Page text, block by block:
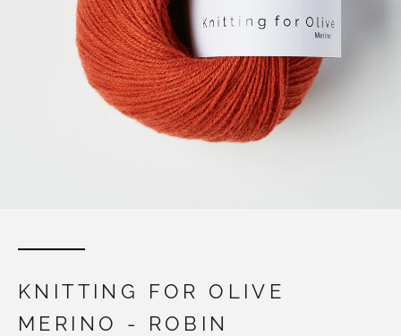
KNITTING FOR OLIVE
MERINO - ROBIN